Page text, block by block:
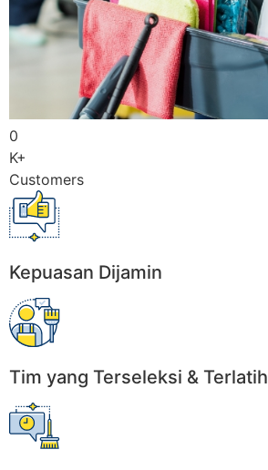
0
K+
Customers
Kepuasan Dijamin
Tim yang Terseleksi & Terlatih